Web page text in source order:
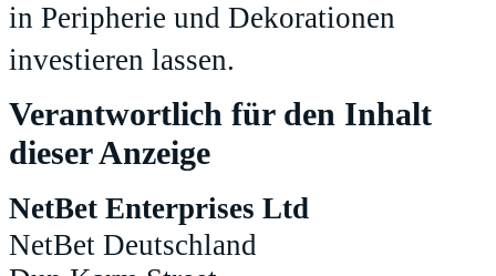
in Peripherie und Dekorationen
investieren lassen.
Verantwortlich für den Inhalt
dieser Anzeige
NetBet Enterprises Ltd
NetBet Deutschland